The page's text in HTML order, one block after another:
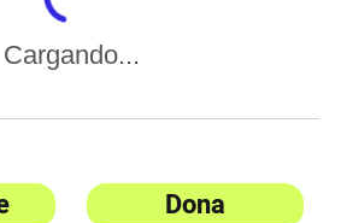
Cargando...
Dona